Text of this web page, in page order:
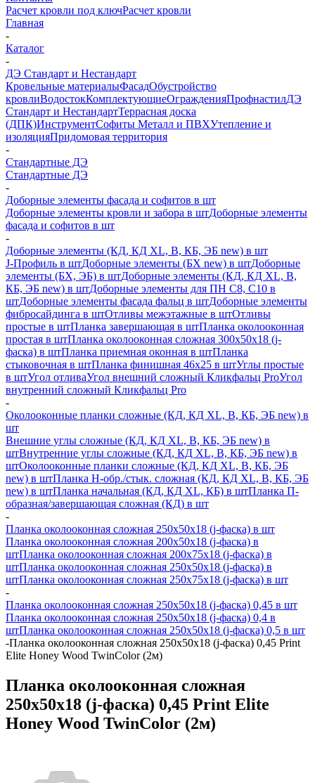
Расчет кровли под ключРасчет кровли
Главная
-
Каталог
-
ДЭ Стандарт и Нестандарт
Кровельные материалыФасадОбустройство
кровлиВодостокКомплектующиеОгражденияПрофнастилДЭ
Стандарт и НестандартТеррасная доска
(ДПК)ИнструментСофиты Металл и ПВХУтепление и
изоляцияПридомовая территория
-
Стандартные ДЭ
Стандартные ДЭ
-
Доборные элементы фасада и софитов в шт
Доборные элементы кровли и забора в штДоборные элементы
фасада и софитов в шт
-
Доборные элементы (КД, КД XL, В, КБ, ЭБ new) в шт
J-Профиль в штДоборные элементы (БХ new) в штДоборные
элементы (БХ, ЭБ) в штДоборные элементы (КД, КД XL, В,
КБ, ЭБ new) в штДоборные элементы для ПН С8, С10 в
штДоборные элементы фасада фальц в штДоборные элементы
фибросайдинга в штОтливы межэтажные в штОтливы
простые в штПланка завершающая в штПланка околооконная
простая в штПланка околооконная сложная 300х50х18 (j-
фаска) в штПланка приемная оконная в штПланка
стыковочная в штПланка финишная 46х25 в штУглы простые
в штУгол отливаУгол внешний сложный Кликфальц ProУгол
внутренний сложный Кликфальц Pro
-
Околооконные планки сложные (КД, КД XL, В, КБ, ЭБ new) в
шт
Внешние углы сложные (КД, КД XL, В, КБ, ЭБ new) в
штВнутренние углы сложные (КД, КД XL, В, КБ, ЭБ new) в
штОколооконные планки сложные (КД, КД XL, В, КБ, ЭБ
new) в штПланка H-обр./стык. сложная (КД, КД XL, В, КБ, ЭБ
new) в штПланка начальная (КД, КД XL, КБ) в штПланка П-
образная/завершающая сложная (КД) в шт
-
Планка околооконная сложная 250х50х18 (j-фаска) в шт
Планка околооконная сложная 200х50х18 (j-фаска) в
штПланка околооконная сложная 200х75х18 (j-фаска) в
штПланка околооконная сложная 250х50х18 (j-фаска) в
штПланка околооконная сложная 250х75х18 (j-фаска) в шт
-
Планка околооконная сложная 250х50х18 (j-фаска) 0,45 в шт
Планка околооконная сложная 250х50х18 (j-фаска) 0,4 в
штПланка околооконная сложная 250х50х18 (j-фаска) 0,5 в шт
-Планка околооконная сложная 250х50х18 (j-фаска) 0,45 Print
Elite Honey Wood TwinColor (2м)
Планка околооконная сложная
250х50х18 (j-фаска) 0,45 Print Elite
Honey Wood TwinColor (2м)